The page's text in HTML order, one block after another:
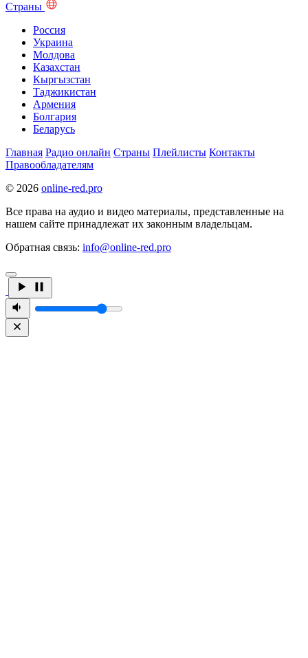
Страны
Россия
Украина
Молдова
Казахстан
Кыргызстан
Таджикистан
Армения
Болгария
Беларусь
Главная Радио онлайн Страны Плейлисты Контакты
Правообладателям
© 2026 online-red.pro
Все права на аудио и видео материалы, представленные на
нашем сайте принадлежат их законным владельцам.
Обратная связь: info@online-red.pro